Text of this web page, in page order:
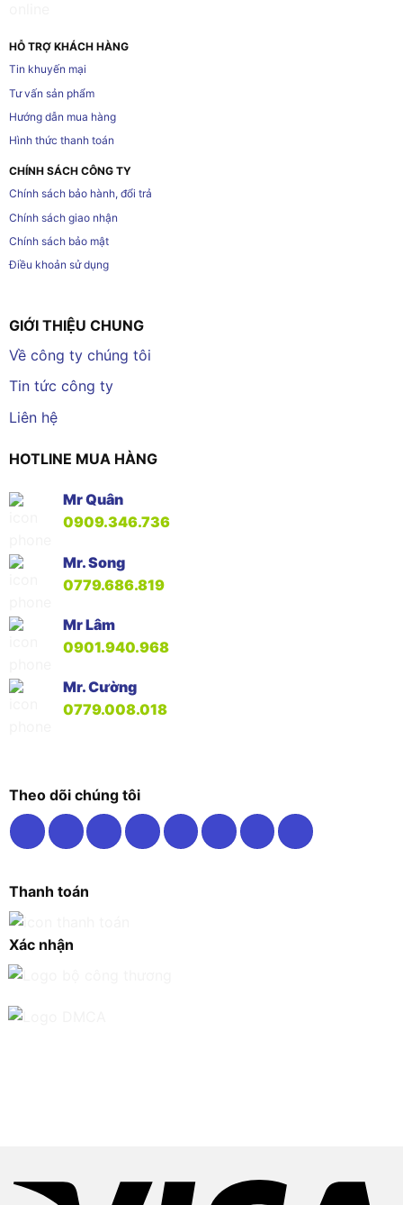
HỖ TRỢ KHÁCH HÀNG
Tin khuyến mại
Tư vấn sản phẩm
Hướng dẫn mua hàng
Hình thức thanh toán
CHÍNH SÁCH CÔNG TY
Chính sách bảo hành, đổi trả
Chính sách giao nhận
Chính sách bảo mật
Điều khoản sử dụng
GIỚI THIỆU CHUNG
Về công ty chúng tôi
Tin tức công ty
Liên hệ
HOTLINE MUA HÀNG
Mr Quân
0909.346.736
Mr. Song
0779.686.819
Mr Lâm
0901.940.968
Mr. Cường
0779.008.018
Theo dõi chúng tôi
Thanh toán
Xác nhận